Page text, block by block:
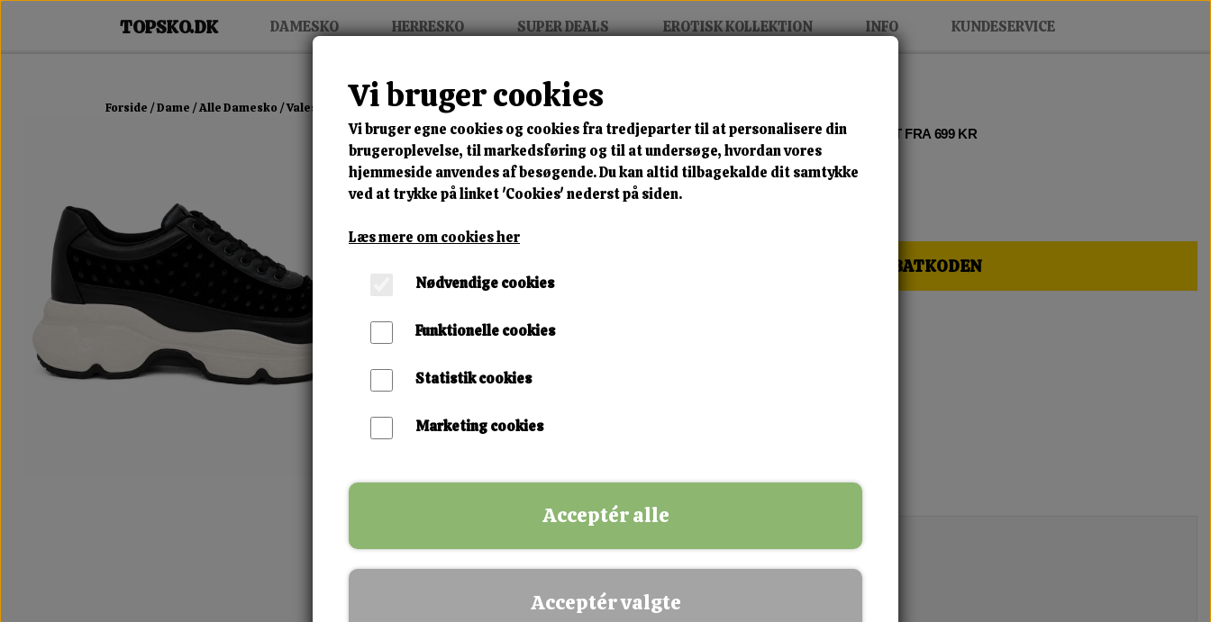
DAMESKO HERRESKO SUPER DEALS EROTISK KOLLEKTION INFO KUNDESERVICE
Forside Dame Alle Damesko Valestra Chunky Sneaker
MIX FRIT • KØB 3 BETAL FOR 2 • FRI FRAGT FRA 699 KR
Valestra Chunky Sneaker
🎁 SPAR 10 % – KLIK HER OG FÅ RABATKODEN
279,00 kr.
Størrelse
✅ Dansk webshop
✅ Fysisk butik i Esbjerg
Vi bruger cookies
Vi bruger egne cookies og cookies fra tredjeparter til at personalisere din
brugeroplevelse, til markedsføring og til at undersøge, hvordan vores
hjemmeside anvendes af besøgende. Du kan altid tilbagekalde dit samtykke
ved at trykke på linket 'Cookies' nederst på siden.
Læs mere om cookies her
Nødvendige cookies
Funktionelle cookies
Statistik cookies
Marketing cookies
Acceptér alle
Acceptér valgte